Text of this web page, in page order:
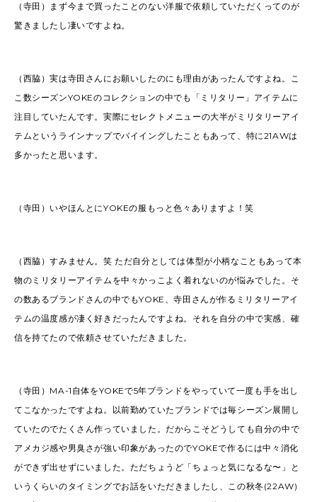
（寺田）まず今まで買ったことのない洋服で依頼していただくってのが
驚きましたし凄いですよね。
（西脇）実は寺田さんにお願いしたのにも理由があったんですよね。こ
こ数シーズンYOKEのコレクションの中でも「ミリタリー」アイテムに
注目していたんです。実際にセレクトメニューの大半がミリタリーアイ
テムというラインナップでバイイングしたこともあって、特に21AWは
多かったと思います。
（寺田）いやほんとにYOKEの服もっと色々ありますよ！笑
（西脇）すみません。笑 ただ自分としては体型が小柄なこともあって本
物のミリタリーアイテムを中々かっこよく着れないのが悩みでした。そ
の数あるブランドさんの中でもYOKE、寺田さんが作るミリタリーアイ
テムの温度感が凄く好きだったんですよね。それを自分の中で実感、確
信を持てたので依頼させていただきました。
（寺田）MA-1自体をYOKEで5年ブランドをやっていて一度も手を出し
てこなかったですよね。以前勤めていたブランドでは毎シーズン展開し
ていたのでたくさん作っていました。だからこそどうしても自分の中で
アメカジ感や男臭さが強い印象があったのでYOKEで作るには中々消化
ができず出せずにいました。ただちょうど「ちょっと気になるな〜」と
いうくらいのタイミングでお話をいただきましたし、この秋冬(22AW)